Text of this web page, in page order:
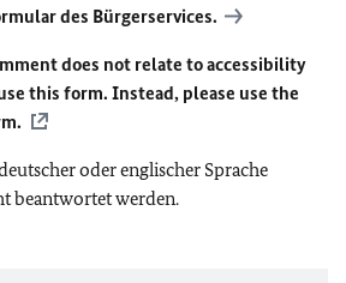
des Bürgerservices.
does not relate to accessibility
this form. Instead, please use the
oder englischer Sprache
beantwortet werden.